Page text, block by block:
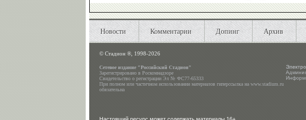
Новости Комментарии Допинг Архив
©Стадион ®, 1998-2026
Сетевое издание "Российский Стадион"
Зарегистрировано в Роскомнадзоре
Свидетельство о регистрации Эл № ФС77-65333
При полном или частичном использовании материалов гиперссылка наwww.stadium.ru
обязательна